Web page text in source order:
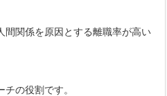
間関係を原因とする離職率が高い
の役割です。